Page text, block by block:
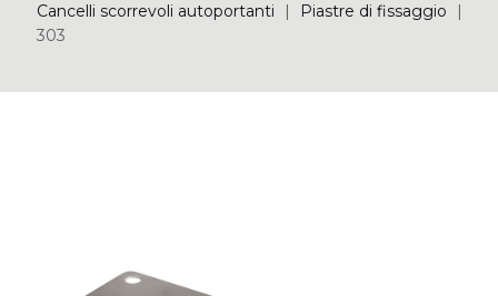
Cancelli scorrevoli autoportanti | Piastre di fissaggio
|
303